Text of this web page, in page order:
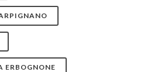
ERBOGNONE